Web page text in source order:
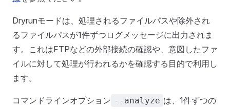
Dryrunモードは、処理されるファイルパスや除外され
るファイルパスが1件ずつログメッセージに出力されま
す。これはFTPなどの外部接続の確認や、意図したファ
イルに対して処理が行われるかを確認する目的で利用し
ます。
コマンドラインオプション --analyze は、1件ずつの